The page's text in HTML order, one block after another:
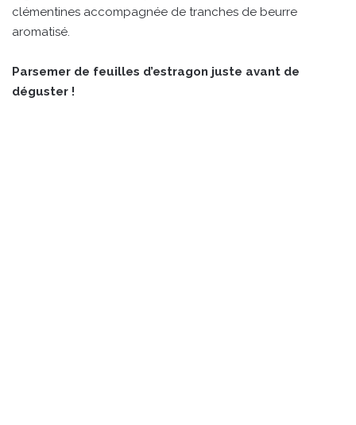
clémentines accompagnée de tranches de beurre
aromatisé.
Parsemer de feuilles d’estragon juste avant de
déguster !